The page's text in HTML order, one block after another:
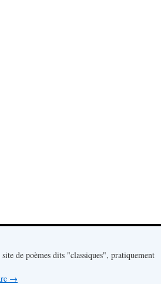
de poèmes dits "classiques", pratiquement
→